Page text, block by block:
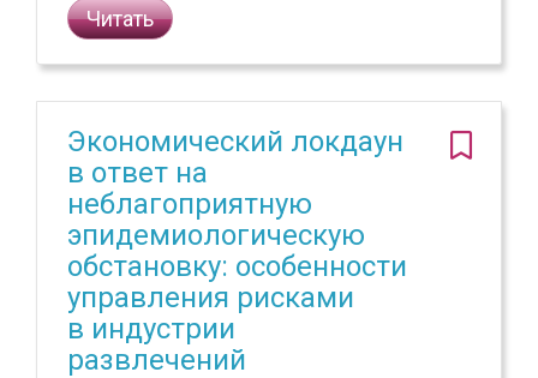
Читать
Экономический локдаун
в ответ на
неблагоприятную
эпидемиологическую
обстановку: особенности
управления рисками
в индустрии
развлечений